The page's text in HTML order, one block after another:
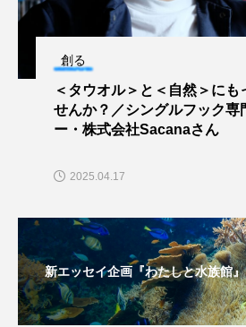
シコロサンゴ シトウズクラゲ
シラウオ シロウオ シ
スナモグリ スベスベマンジ
スルメイカ ズワイガニ
創る
＜タウオル＞と＜自然＞にも
せんか？／シングルフック専
ー・株式会社Sacanaさん
2025.04.17
新エッセイ企画『わたしと水族館』